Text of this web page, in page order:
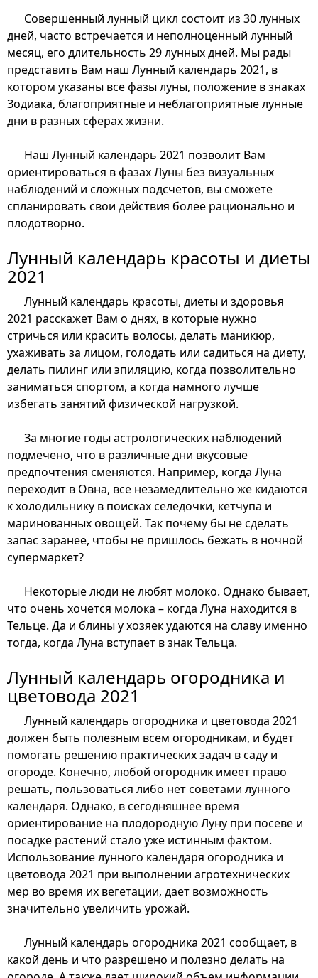
Совершенный лунный цикл состоит из 30 лунных
дней, часто встречается и неполноценный лунный
месяц, его длительность 29 лунных дней. Мы рады
представить Вам наш Лунный календарь 2021, в
котором указаны все фазы луны, положение в знаках
Зодиака, благоприятные и неблагоприятные лунные
дни в разных сферах жизни.
Наш Лунный календарь 2021 позволит Вам
ориентироваться в фазах Луны без визуальных
наблюдений и сложных подсчетов, вы сможете
спланировать свои действия более рационально и
плодотворно.
Лунный календарь красоты и диеты
2021
Лунный календарь красоты, диеты и здоровья
2021 расскажет Вам о днях, в которые нужно
стричься или красить волосы, делать маникюр,
ухаживать за лицом, голодать или садиться на диету,
делать пилинг или эпиляцию, когда позволительно
заниматься спортом, а когда намного лучше
избегать занятий физической нагрузкой.
За многие годы астрологических наблюдений
подмечено, что в различные дни вкусовые
предпочтения сменяются. Например, когда Луна
переходит в Овна, все незамедлительно же кидаются
к холодильнику в поисках селедочки, кетчупа и
маринованных овощей. Так почему бы не сделать
запас заранее, чтобы не пришлось бежать в ночной
супермаркет?
Некоторые люди не любят молоко. Однако бывает,
что очень хочется молока – когда Луна находится в
Тельце. Да и блины у хозяек удаются на славу именно
тогда, когда Луна вступает в знак Тельца.
Лунный календарь огородника и
цветовода 2021
Лунный календарь огородника и цветовода 2021
должен быть полезным всем огородникам, и будет
помогать решению практических задач в саду и
огороде. Конечно, любой огородник имеет право
решать, пользоваться либо нет советами лунного
календаря. Однако, в сегодняшнее время
ориентирование на плодородную Луну при посеве и
посадке растений стало уже истинным фактом.
Использование лунного календаря огородника и
цветовода 2021 при выполнении агротехнических
мер во время их вегетации, дает возможность
значительно увеличить урожай.
Лунный календарь огородника 2021 сообщает, в
какой день и что разрешено и полезно делать на